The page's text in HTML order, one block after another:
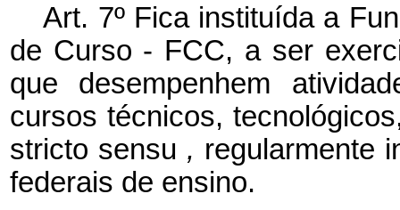
Art. 7º Fica instituída a
de Curso - FCC, a ser
que desempenhem
cursos técnicos,
stricto sensu , regularmente
federais de ensino.